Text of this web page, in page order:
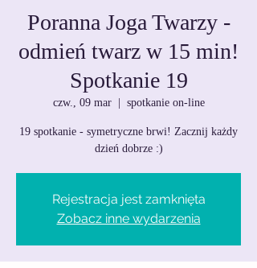
Poranna Joga Twarzy -
odmień twarz w 15 min!
Spotkanie 19
czw., 09 mar
  |
spotkanie on-line
19 spotkanie - symetryczne brwi! Zacznij każdy
dzień dobrze :)
Rejestracja jest zamknięta
Zobacz inne wydarzenia